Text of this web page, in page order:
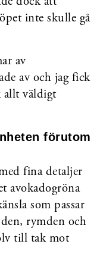
inte skulle gå
av
av och jag fick
allt väldigt
förutom
fina detaljer
avokadogröna
som passar
rymden och
till tak mot